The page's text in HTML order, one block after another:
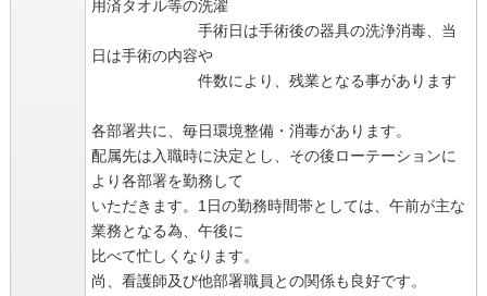
用済タオル等の洗濯
手術日は手術後の器具の洗浄消毒、当
日は手術の内容や
件数により、残業となる事があります
各部署共に、毎日環境整備・消毒があります。
配属先は入職時に決定とし、その後ローテーションに
より各部署を勤務して
いただきます。1日の勤務時間帯としては、午前が主な
業務となる為、午後に
比べて忙しくなります。
尚、看護師及び他部署職員との関係も良好です。